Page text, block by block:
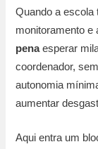
Quando a escola
monitoramento e
penaesperar
coordenador,
autonomia
aumentar
Aqui entra um